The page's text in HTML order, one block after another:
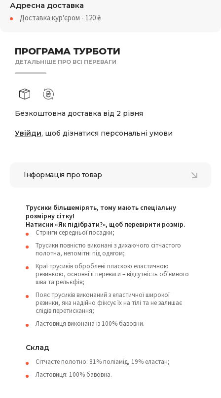
ПРОГРАМА ТУРБОТИ
ДЕТАЛЬНІШЕ ПРО ВСІ ПЕРЕВАГИ
Безкоштовна доставка від 2 рівня
Увійди, щоб дізнатися персональні умови
Адресна доставка
Доставка кур'єром - 120₴
Інформація про товар
Трусики більшемірять, тому мають спеціальну
розмірну сітку!
Натисни «Як підібрати?», щоб перевірити розмір.
Стрінги середньої посадки;
Трусики повністю виконані з дихаючого сітчастого
полотна, непомітні під одягом;
Краї трусиків оброблені пласкою еластичною
резинкою, основні її переваги – відсутність об'ємного
шва та рельєфів;
Пояс трусиків виконаний з еластичної широкої
резинки, яка надійно фіксує їх на тілі та не залишає
слідів перетискання;
Ластовиця виконана із 100% бавовни.
Склад
Сітчасте полотно: 81% поліамід, 19% еластан;
Ластовиця: 100% бавовна.